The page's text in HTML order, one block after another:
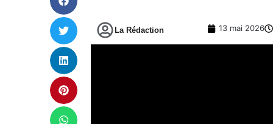
La Rédaction 13 mai 2026